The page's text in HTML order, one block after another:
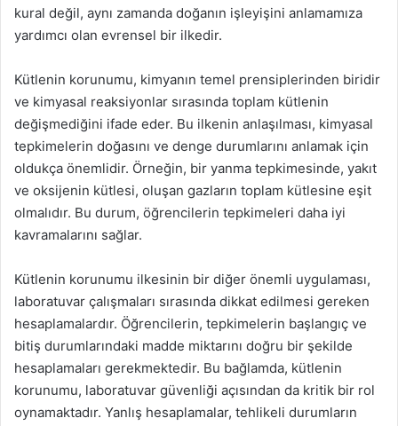
kural değil, aynı zamanda doğanın işleyişini anlamamıza
yardımcı olan evrensel bir ilkedir.
Kütlenin korunumu, kimyanın temel prensiplerinden biridir
ve kimyasal reaksiyonlar sırasında toplam kütlenin
değişmediğini ifade eder. Bu ilkenin anlaşılması, kimyasal
tepkimelerin doğasını ve denge durumlarını anlamak için
oldukça önemlidir. Örneğin, bir yanma tepkimesinde, yakıt
ve oksijenin kütlesi, oluşan gazların toplam kütlesine eşit
olmalıdır. Bu durum, öğrencilerin tepkimeleri daha iyi
kavramalarını sağlar.
Kütlenin korunumu ilkesinin bir diğer önemli uygulaması,
laboratuvar çalışmaları sırasında dikkat edilmesi gereken
hesaplamalardır. Öğrencilerin, tepkimelerin başlangıç ve
bitiş durumlarındaki madde miktarını doğru bir şekilde
hesaplamaları gerekmektedir. Bu bağlamda, kütlenin
korunumu, laboratuvar güvenliği açısından da kritik bir rol
oynamaktadır. Yanlış hesaplamalar, tehlikeli durumların